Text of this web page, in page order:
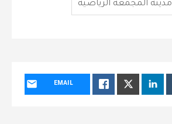
مدينة المجمعة الرياضية
EMAIL